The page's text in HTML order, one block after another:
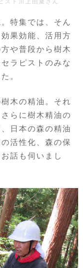
スト川上由夏さん
特集では、そん
果効能、活用方
や普段から樹木
ラピストのみな
。
木の精油。それ
らに樹木精油の
日本の森の精油
活性化、森の保
話も伺いまし